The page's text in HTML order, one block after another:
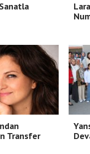
Transfer